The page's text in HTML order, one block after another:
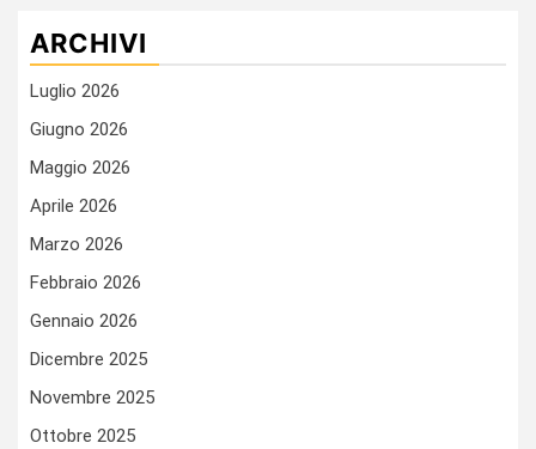
ARCHIVI
Luglio 2026
Giugno 2026
Maggio 2026
Aprile 2026
Marzo 2026
Febbraio 2026
Gennaio 2026
Dicembre 2025
Novembre 2025
Ottobre 2025